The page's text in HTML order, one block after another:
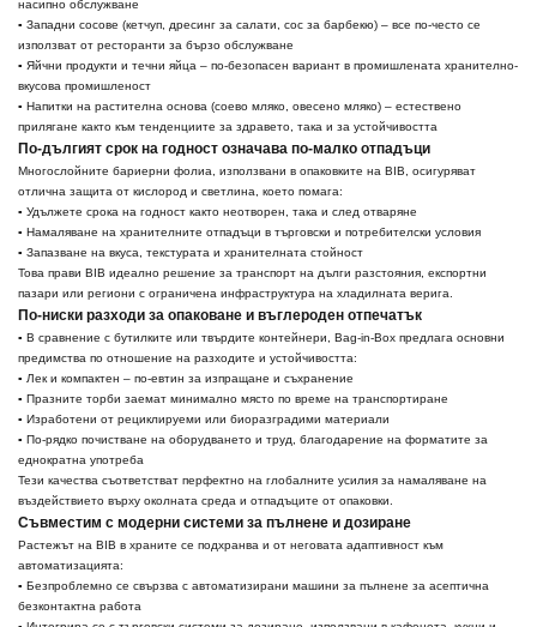
насипно обслужване
▪ Западни сосове (кетчуп, дресинг за салати, сос за барбекю) – все по-често се
използват от ресторанти за бързо обслужване
▪ Яйчни продукти и течни яйца – по-безопасен вариант в промишлената хранително-
вкусова промишленост
▪ Напитки на растителна основа (соево мляко, овесено мляко) – естествено
прилягане както към тенденциите за здравето, така и за устойчивостта
По-дългият срок на годност означава по-малко отпадъци
Многослойните бариерни фолиа, използвани в опаковките на BIB, осигуряват
отлична защита от кислород и светлина, което помага:
▪ Удължете срока на годност както неотворен, така и след отваряне
▪ Намаляване на хранителните отпадъци в търговски и потребителски условия
▪ Запазване на вкуса, текстурата и хранителната стойност
Това прави BIB идеално решение за транспорт на дълги разстояния, експортни
пазари или региони с ограничена инфраструктура на хладилната верига.
По-ниски разходи за опаковане и въглероден отпечатък
▪ В сравнение с бутилките или твърдите контейнери, Bag-in-Box предлага основни
предимства по отношение на разходите и устойчивостта:
▪ Лек и компактен – по-евтин за изпращане и съхранение
▪ Празните торби заемат минимално място по време на транспортиране
▪ Изработени от рециклируеми или биоразградими материали
▪ По-рядко почистване на оборудването и труд, благодарение на форматите за
еднократна употреба
Тези качества съответстват перфектно на глобалните усилия за намаляване на
въздействието върху околната среда и отпадъците от опаковки.
Съвместим с модерни системи за пълнене и дозиране
Растежът на BIB в храните се подхранва и от неговата адаптивност към
автоматизацията:
▪ Безпроблемно се свързва с автоматизирани машини за пълнене за асептична
безконтактна работа